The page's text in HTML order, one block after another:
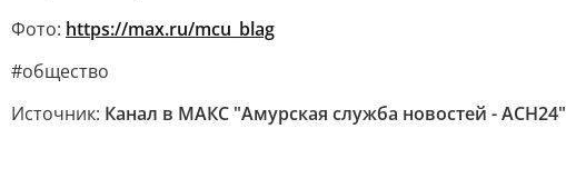
Фото: https://max.ru/mcu_blag
#общество
Источник: Канал в МАКС "Амурская служба новостей - АСН24"